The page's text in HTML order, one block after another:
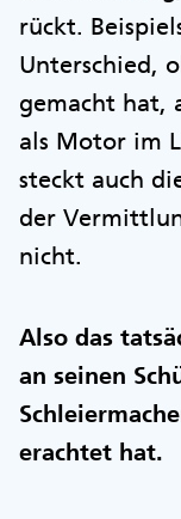
rückt.
Unterschied,
gemacht hat,
als Motor im
steckt auch
der
nicht.
Also das
an seinen
erachtet hat.